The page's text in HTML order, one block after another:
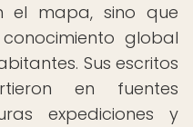
el mapa, sino que
global
Sus escritos
en fuentes
expediciones y